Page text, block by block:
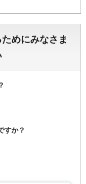
めにみなさま
すか？